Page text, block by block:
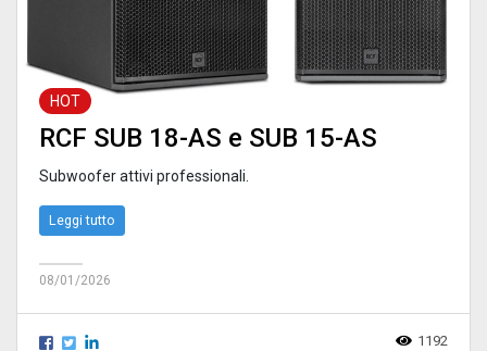
HOT
RCF SUB 18-AS e SUB 15-AS
Subwoofer attivi professionali.
Leggi tutto
08/01/2026
1192